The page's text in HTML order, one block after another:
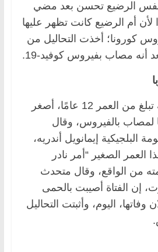
الرضيع تحسن بعد مضي
لأن أم الرضيع كانت تظهر عليها
كورونا؛ أخذت التحاليل من
أنه مصاب بفيروس كوفيد-19.
وباتت طفلة بلجيكية تبلغ من العمر 12 عامًا، أصغر
لمصاب بالفيروس، وقال
البلجيكية إيمانويل أندريه،
العمر الصغير “أمر نادر
من الواقع، وقال متحدث
إن الفتاة أصيبت بالحمى
وفاتها، اليوم، وأثبتت التحاليل